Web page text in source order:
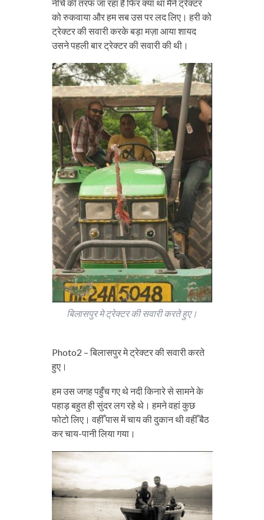
नीचे की तरफ जा रहा है फिर क्या था मैंने ट्रेक्टर
को रुकवाया और हम सब उस पर लद लिए। हरी को
ट्रेक्टर की सवारी करके बड़ा मज़ा आया शायद
उसने पहली बार ट्रेक्टर की सवारी की थी।
बिलासपुर मे ट्रेक्टर की सवारी करते हुए।
Photo2 – बिलासपुर मे ट्रेक्टर की सवारी करते
हुए।
हम उस जगह पहुँच गए थे नदी किनारे से सामने के
पहाड़ बहुत ही सुंदर लग रहे थे। हमने वहां कुछ
फोटो लिए। वहीँ पास में चाय की दुकान थी वहीँ बैठ
कर चाय-पानी लिया गया।